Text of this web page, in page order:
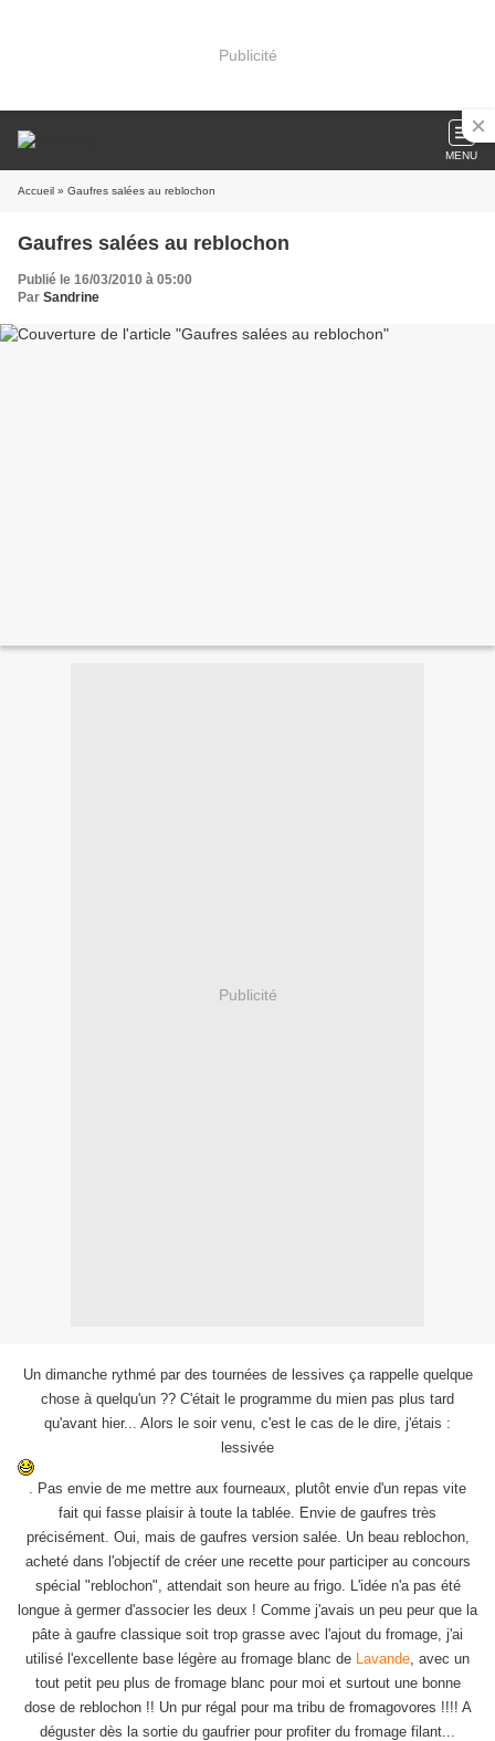
Publicité
MENU
Accueil » Gaufres salées au reblochon
Gaufres salées au reblochon
Publié le 16/03/2010 à 05:00
Par Sandrine
Publicité
Un dimanche rythmé par des tournées de lessives ça rappelle quelque
chose à quelqu'un ?? C'était le programme du mien pas plus tard
qu'avant hier... Alors le soir venu, c'est le cas de le dire, j'étais :
lessivée
. Pas envie de me mettre aux fourneaux, plutôt envie d'un repas vite
fait qui fasse plaisir à toute la tablée. Envie de gaufres très
précisément. Oui, mais de gaufres version salée. Un beau reblochon,
acheté dans l'objectif de créer une recette pour participer au concours
spécial "reblochon", attendait son heure au frigo. L'idée n'a pas été
longue à germer d'associer les deux ! Comme j'avais un peu peur que la
pâte à gaufre classique soit trop grasse avec l'ajout du fromage, j'ai
utilisé l'excellente base légère au fromage blanc de Lavande, avec un
tout petit peu plus de fromage blanc pour moi et surtout une bonne
dose de reblochon !! Un pur régal pour ma tribu de fromagovores !!!! A
déguster dès la sortie du gaufrier pour profiter du fromage filant...